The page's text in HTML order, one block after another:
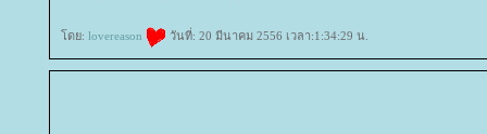
ดย: lovereason วันที่: 20 มีนาคม 2556 เวลา:1:34:29 น.